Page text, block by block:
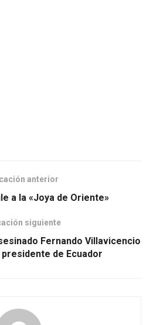
anterior
a la «Joya de Oriente»
siguiente
Fernando Villavicencio
de Ecuador